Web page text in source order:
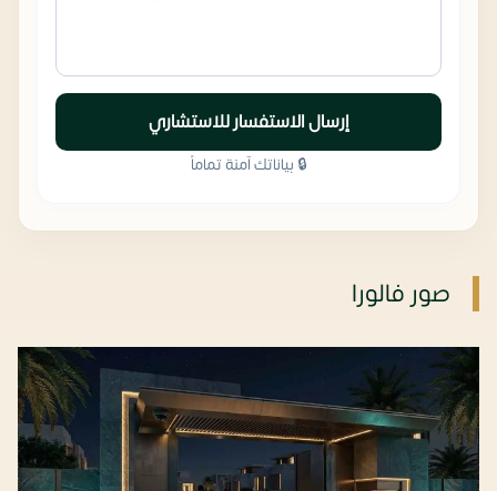
إرسال الاستفسار للاستشاري
🔒 بياناتك آمنة تماماً
صور فالورا